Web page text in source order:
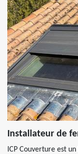
Installateur de
ICP Couverture est